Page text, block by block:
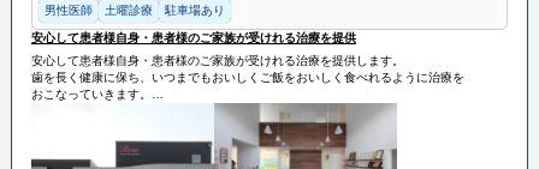
男性医師 土曜診療 駐車場あり
安心して患者様自身・患者様のご家族が受けれる治療を提供
安心して患者様自身・患者様のご家族が受けれる治療を提供します。
歯を長く健康に保ち、いつまでもおいしくご飯をおいしく食べれるように治療を
おこなっていきます。
保険診療・保険外診療どちらも耐用年数は同じくらい長く、丁寧な施術です。